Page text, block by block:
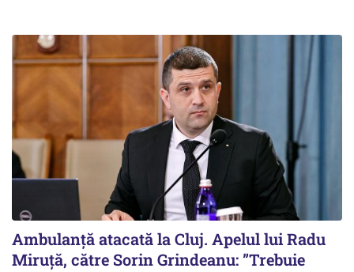
Ambulanță atacată la Cluj. Apelul lui Radu
Miruţă, către Sorin Grindeanu: ”Trebuie